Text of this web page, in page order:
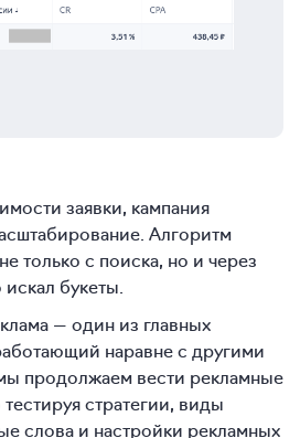
заявки, кампания
Алгоритм
только с поиска, но и через
букеты.
— один из главных
наравне с другими
продолжаем вести рекламные
стратегии, виды
слова и настройки рекламных